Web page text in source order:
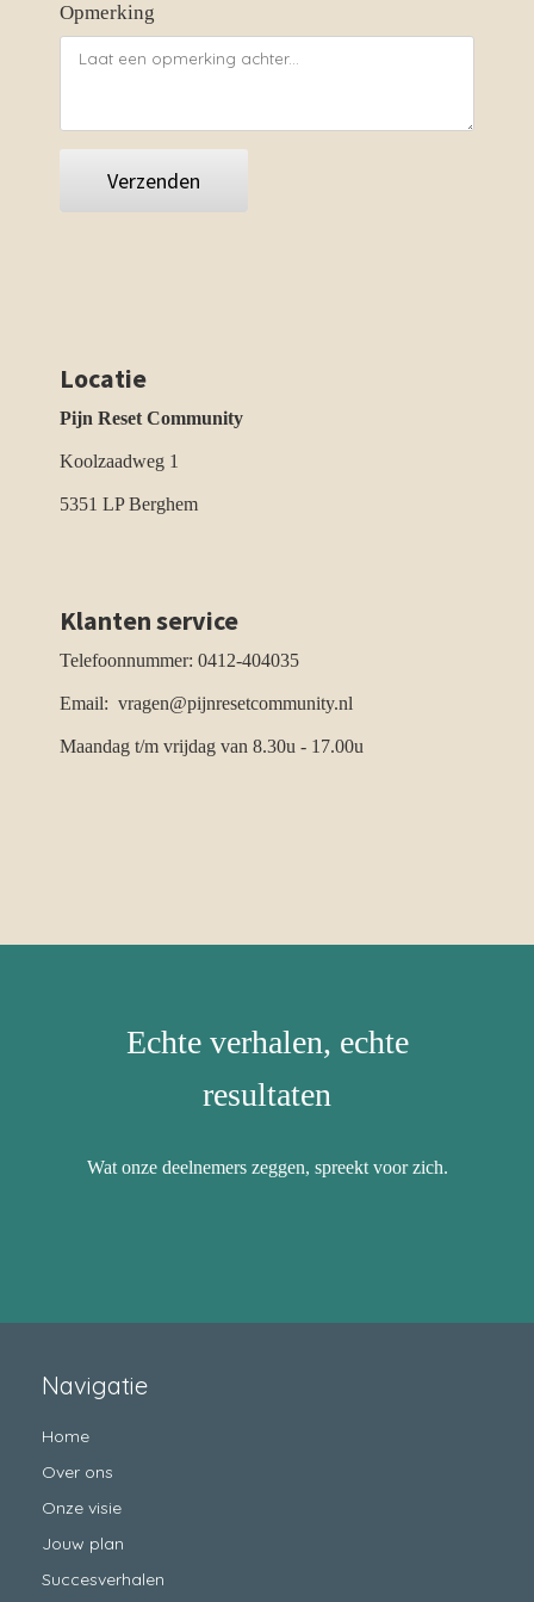
Opmerking
Verzenden
Locatie
Pijn Reset Community
Koolzaadweg 1
5351 LP Berghem
Klanten service
Telefoonnummer: 0412-404035
Email: vragen@pijnresetcommunity.nl
Maandag t/m vrijdag van 8.30u - 17.00u
Echte verhalen, echte
resultaten
Wat onze deelnemers zeggen, spreekt voor zich.
Navigatie
Home
Over ons
Onze visie
Jouw plan
Succesverhalen